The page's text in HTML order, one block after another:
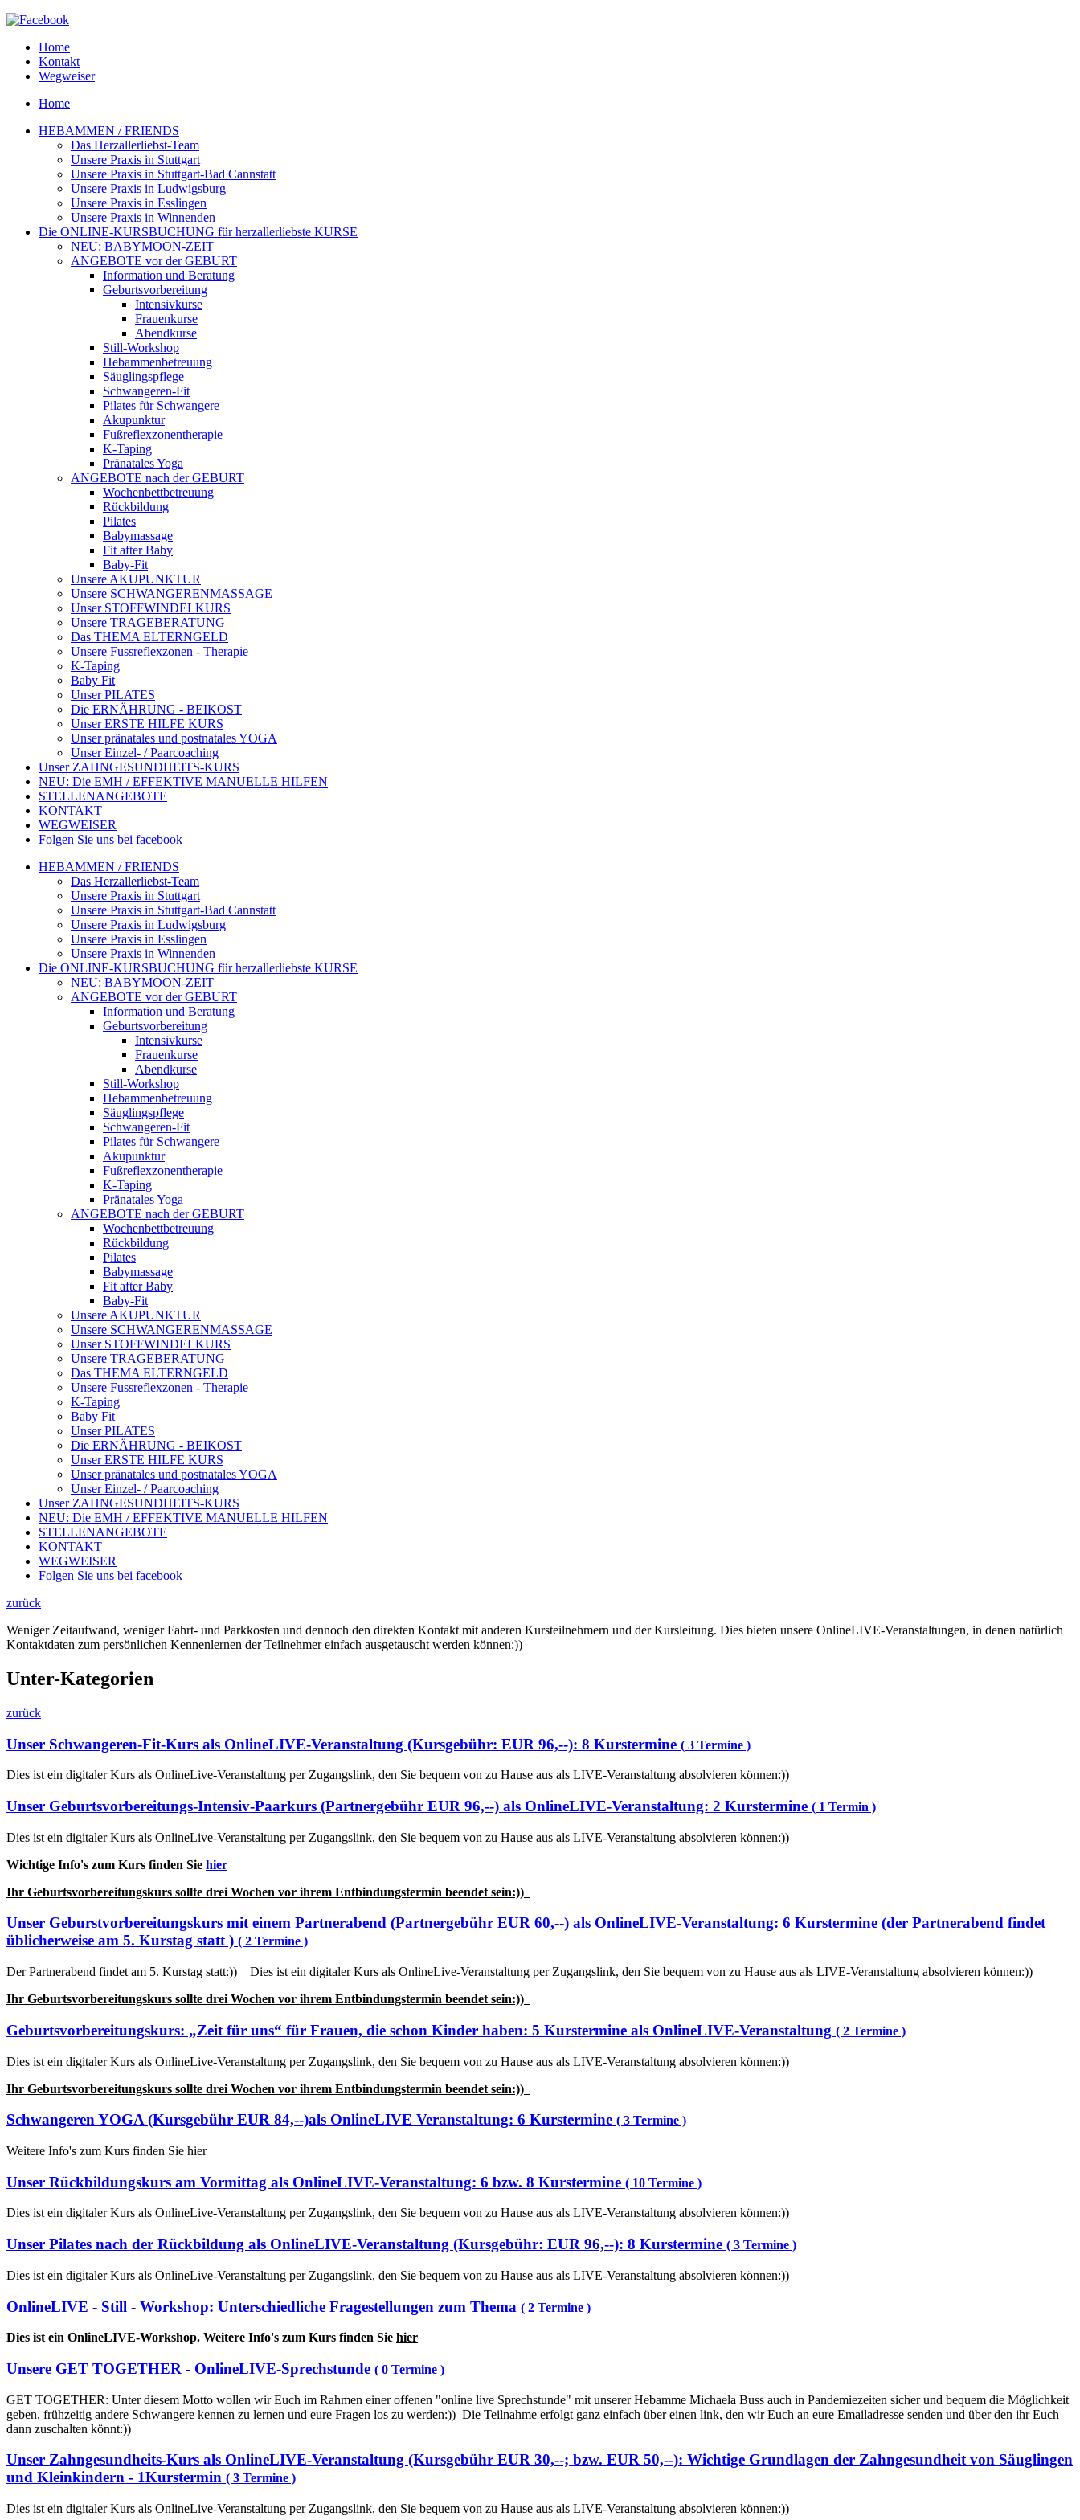
Home
Kontakt
Wegweiser
Home
HEBAMMEN / FRIENDS
Das Herzallerliebst-Team
Unsere Praxis in Stuttgart
Unsere Praxis in Stuttgart-Bad Cannstatt
Unsere Praxis in Ludwigsburg
Unsere Praxis in Esslingen
Unsere Praxis in Winnenden
Die ONLINE-KURSBUCHUNG für herzallerliebste KURSE
NEU: BABYMOON-ZEIT
ANGEBOTE vor der GEBURT
Information und Beratung
Geburtsvorbereitung
Intensivkurse
Frauenkurse
Abendkurse
Still-Workshop
Hebammenbetreuung
Säuglingspflege
Schwangeren-Fit
Pilates für Schwangere
Akupunktur
Fußreflexzonentherapie
K-Taping
Pränatales Yoga
ANGEBOTE nach der GEBURT
Wochenbettbetreuung
Rückbildung
Pilates
Babymassage
Fit after Baby
Baby-Fit
Unsere AKUPUNKTUR
Unsere SCHWANGERENMASSAGE
Unser STOFFWINDELKURS
Unsere TRAGEBERATUNG
Das THEMA ELTERNGELD
Unsere Fussreflexzonen - Therapie
K-Taping
Baby Fit
Unser PILATES
Die ERNÄHRUNG - BEIKOST
Unser ERSTE HILFE KURS
Unser pränatales und postnatales YOGA
Unser Einzel- / Paarcoaching
Unser ZAHNGESUNDHEITS-KURS
NEU: Die EMH / EFFEKTIVE MANUELLE HILFEN
STELLENANGEBOTE
KONTAKT
WEGWEISER
Folgen Sie uns bei facebook
HEBAMMEN / FRIENDS
Das Herzallerliebst-Team
Unsere Praxis in Stuttgart
Unsere Praxis in Stuttgart-Bad Cannstatt
Unsere Praxis in Ludwigsburg
Unsere Praxis in Esslingen
Unsere Praxis in Winnenden
Die ONLINE-KURSBUCHUNG für herzallerliebste KURSE
NEU: BABYMOON-ZEIT
ANGEBOTE vor der GEBURT
Information und Beratung
Geburtsvorbereitung
Intensivkurse
Frauenkurse
Abendkurse
Still-Workshop
Hebammenbetreuung
Säuglingspflege
Schwangeren-Fit
Pilates für Schwangere
Akupunktur
Fußreflexzonentherapie
K-Taping
Pränatales Yoga
ANGEBOTE nach der GEBURT
Wochenbettbetreuung
Rückbildung
Pilates
Babymassage
Fit after Baby
Baby-Fit
Unsere AKUPUNKTUR
Unsere SCHWANGERENMASSAGE
Unser STOFFWINDELKURS
Unsere TRAGEBERATUNG
Das THEMA ELTERNGELD
Unsere Fussreflexzonen - Therapie
K-Taping
Baby Fit
Unser PILATES
Die ERNÄHRUNG - BEIKOST
Unser ERSTE HILFE KURS
Unser pränatales und postnatales YOGA
Unser Einzel- / Paarcoaching
Unser ZAHNGESUNDHEITS-KURS
NEU: Die EMH / EFFEKTIVE MANUELLE HILFEN
STELLENANGEBOTE
KONTAKT
WEGWEISER
Folgen Sie uns bei facebook
zurück
Weniger Zeitaufwand, weniger Fahrt- und Parkkosten und dennoch den direkten Kontakt mit anderen Kursteilnehmern und der Kursleitung. Dies bieten unsere OnlineLIVE-Veranstaltungen, in denen natürlich
Kontaktdaten zum persönlichen Kennenlernen der Teilnehmer einfach ausgetauscht werden können:))
Unter-Kategorien
zurück
Unser Schwangeren-Fit-Kurs als OnlineLIVE-Veranstaltung (Kursgebühr: EUR 96,--): 8 Kurstermine ( 3 Termine )
Dies ist ein digitaler Kurs als OnlineLive-Veranstaltung per Zugangslink, den Sie bequem von zu Hause aus als LIVE-Veranstaltung absolvieren können:))
Unser Geburtsvorbereitungs-Intensiv-Paarkurs (Partnergebühr EUR 96,--) als OnlineLIVE-Veranstaltung: 2 Kurstermine ( 1 Termin )
Dies ist ein digitaler Kurs als OnlineLive-Veranstaltung per Zugangslink, den Sie bequem von zu Hause aus als LIVE-Veranstaltung absolvieren können:))
Wichtige Info's zum Kurs finden Sie hier
Ihr Geburtsvorbereitungskurs sollte drei Wochen vor ihrem Entbindungstermin beendet sein:))
Unser Geburstvorbereitungskurs mit einem Partnerabend (Partnergebühr EUR 60,--) als OnlineLIVE-Veranstaltung: 6 Kurstermine (der Partnerabend findet
üblicherweise am 5. Kurstag statt ) ( 2 Termine )
Der Partnerabend findet am 5. Kurstag statt:)) Dies ist ein digitaler Kurs als OnlineLive-Veranstaltung per Zugangslink, den Sie bequem von zu Hause aus als LIVE-Veranstaltung absolvieren können:))
Ihr Geburtsvorbereitungskurs sollte drei Wochen vor ihrem Entbindungstermin beendet sein:))
Geburtsvorbereitungskurs: „Zeit für uns“ für Frauen, die schon Kinder haben: 5 Kurstermine als OnlineLIVE-Veranstaltung ( 2 Termine )
Dies ist ein digitaler Kurs als OnlineLive-Veranstaltung per Zugangslink, den Sie bequem von zu Hause aus als LIVE-Veranstaltung absolvieren können:))
Ihr Geburtsvorbereitungskurs sollte drei Wochen vor ihrem Entbindungstermin beendet sein:))
Schwangeren YOGA (Kursgebühr EUR 84,--)als OnlineLIVE Veranstaltung: 6 Kurstermine ( 3 Termine )
Weitere Info's zum Kurs finden Sie hier
Unser Rückbildungskurs am Vormittag als OnlineLIVE-Veranstaltung: 6 bzw. 8 Kurstermine ( 10 Termine )
Dies ist ein digitaler Kurs als OnlineLive-Veranstaltung per Zugangslink, den Sie bequem von zu Hause aus als LIVE-Veranstaltung absolvieren können:))
Unser Pilates nach der Rückbildung als OnlineLIVE-Veranstaltung (Kursgebühr: EUR 96,--): 8 Kurstermine ( 3 Termine )
Dies ist ein digitaler Kurs als OnlineLive-Veranstaltung per Zugangslink, den Sie bequem von zu Hause aus als LIVE-Veranstaltung absolvieren können:))
OnlineLIVE - Still - Workshop: Unterschiedliche Fragestellungen zum Thema ( 2 Termine )
Dies ist ein OnlineLIVE-Workshop. Weitere Info's zum Kurs finden Sie hier
Unsere GET TOGETHER - OnlineLIVE-Sprechstunde ( 0 Termine )
GET TOGETHER: Unter diesem Motto wollen wir Euch im Rahmen einer offenen "online live Sprechstunde" mit unserer Hebamme Michaela Buss auch in Pandemiezeiten sicher und bequem die Möglichkeit
geben, frühzeitig andere Schwangere kennen zu lernen und eure Fragen los zu werden:)) Die Teilnahme erfolgt ganz einfach über einen link, den wir Euch an eure Emailadresse senden und über den ihr Euch
dann zuschalten könnt:))
Unser Zahngesundheits-Kurs als OnlineLIVE-Veranstaltung (Kursgebühr EUR 30,--; bzw. EUR 50,--): Wichtige Grundlagen der Zahngesundheit von Säuglingen
und Kleinkindern - 1Kurstermin ( 3 Termine )
Dies ist ein digitaler Kurs als OnlineLive-Veranstaltung per Zugangslink, den Sie bequem von zu Hause aus als LIVE-Veranstaltung absolvieren können:))